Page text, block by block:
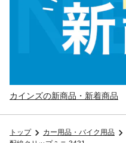
カインズの新商品・新着商品
トップ カー用品・バイク用品